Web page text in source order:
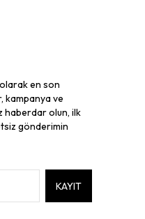
en son
kampanya ve
haberdar olun, ilk
gönderimin
KAYIT